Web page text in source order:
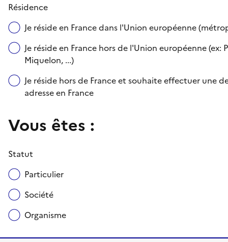
Résidence
Je réside en France dans l'Union européenne
Je réside en France hors de l'Union européenne
Miquelon, ...)
Je réside hors de France et souhaite effectuer une
adresse en France
Vous êtes :
Statut
Particulier
Société
Organisme